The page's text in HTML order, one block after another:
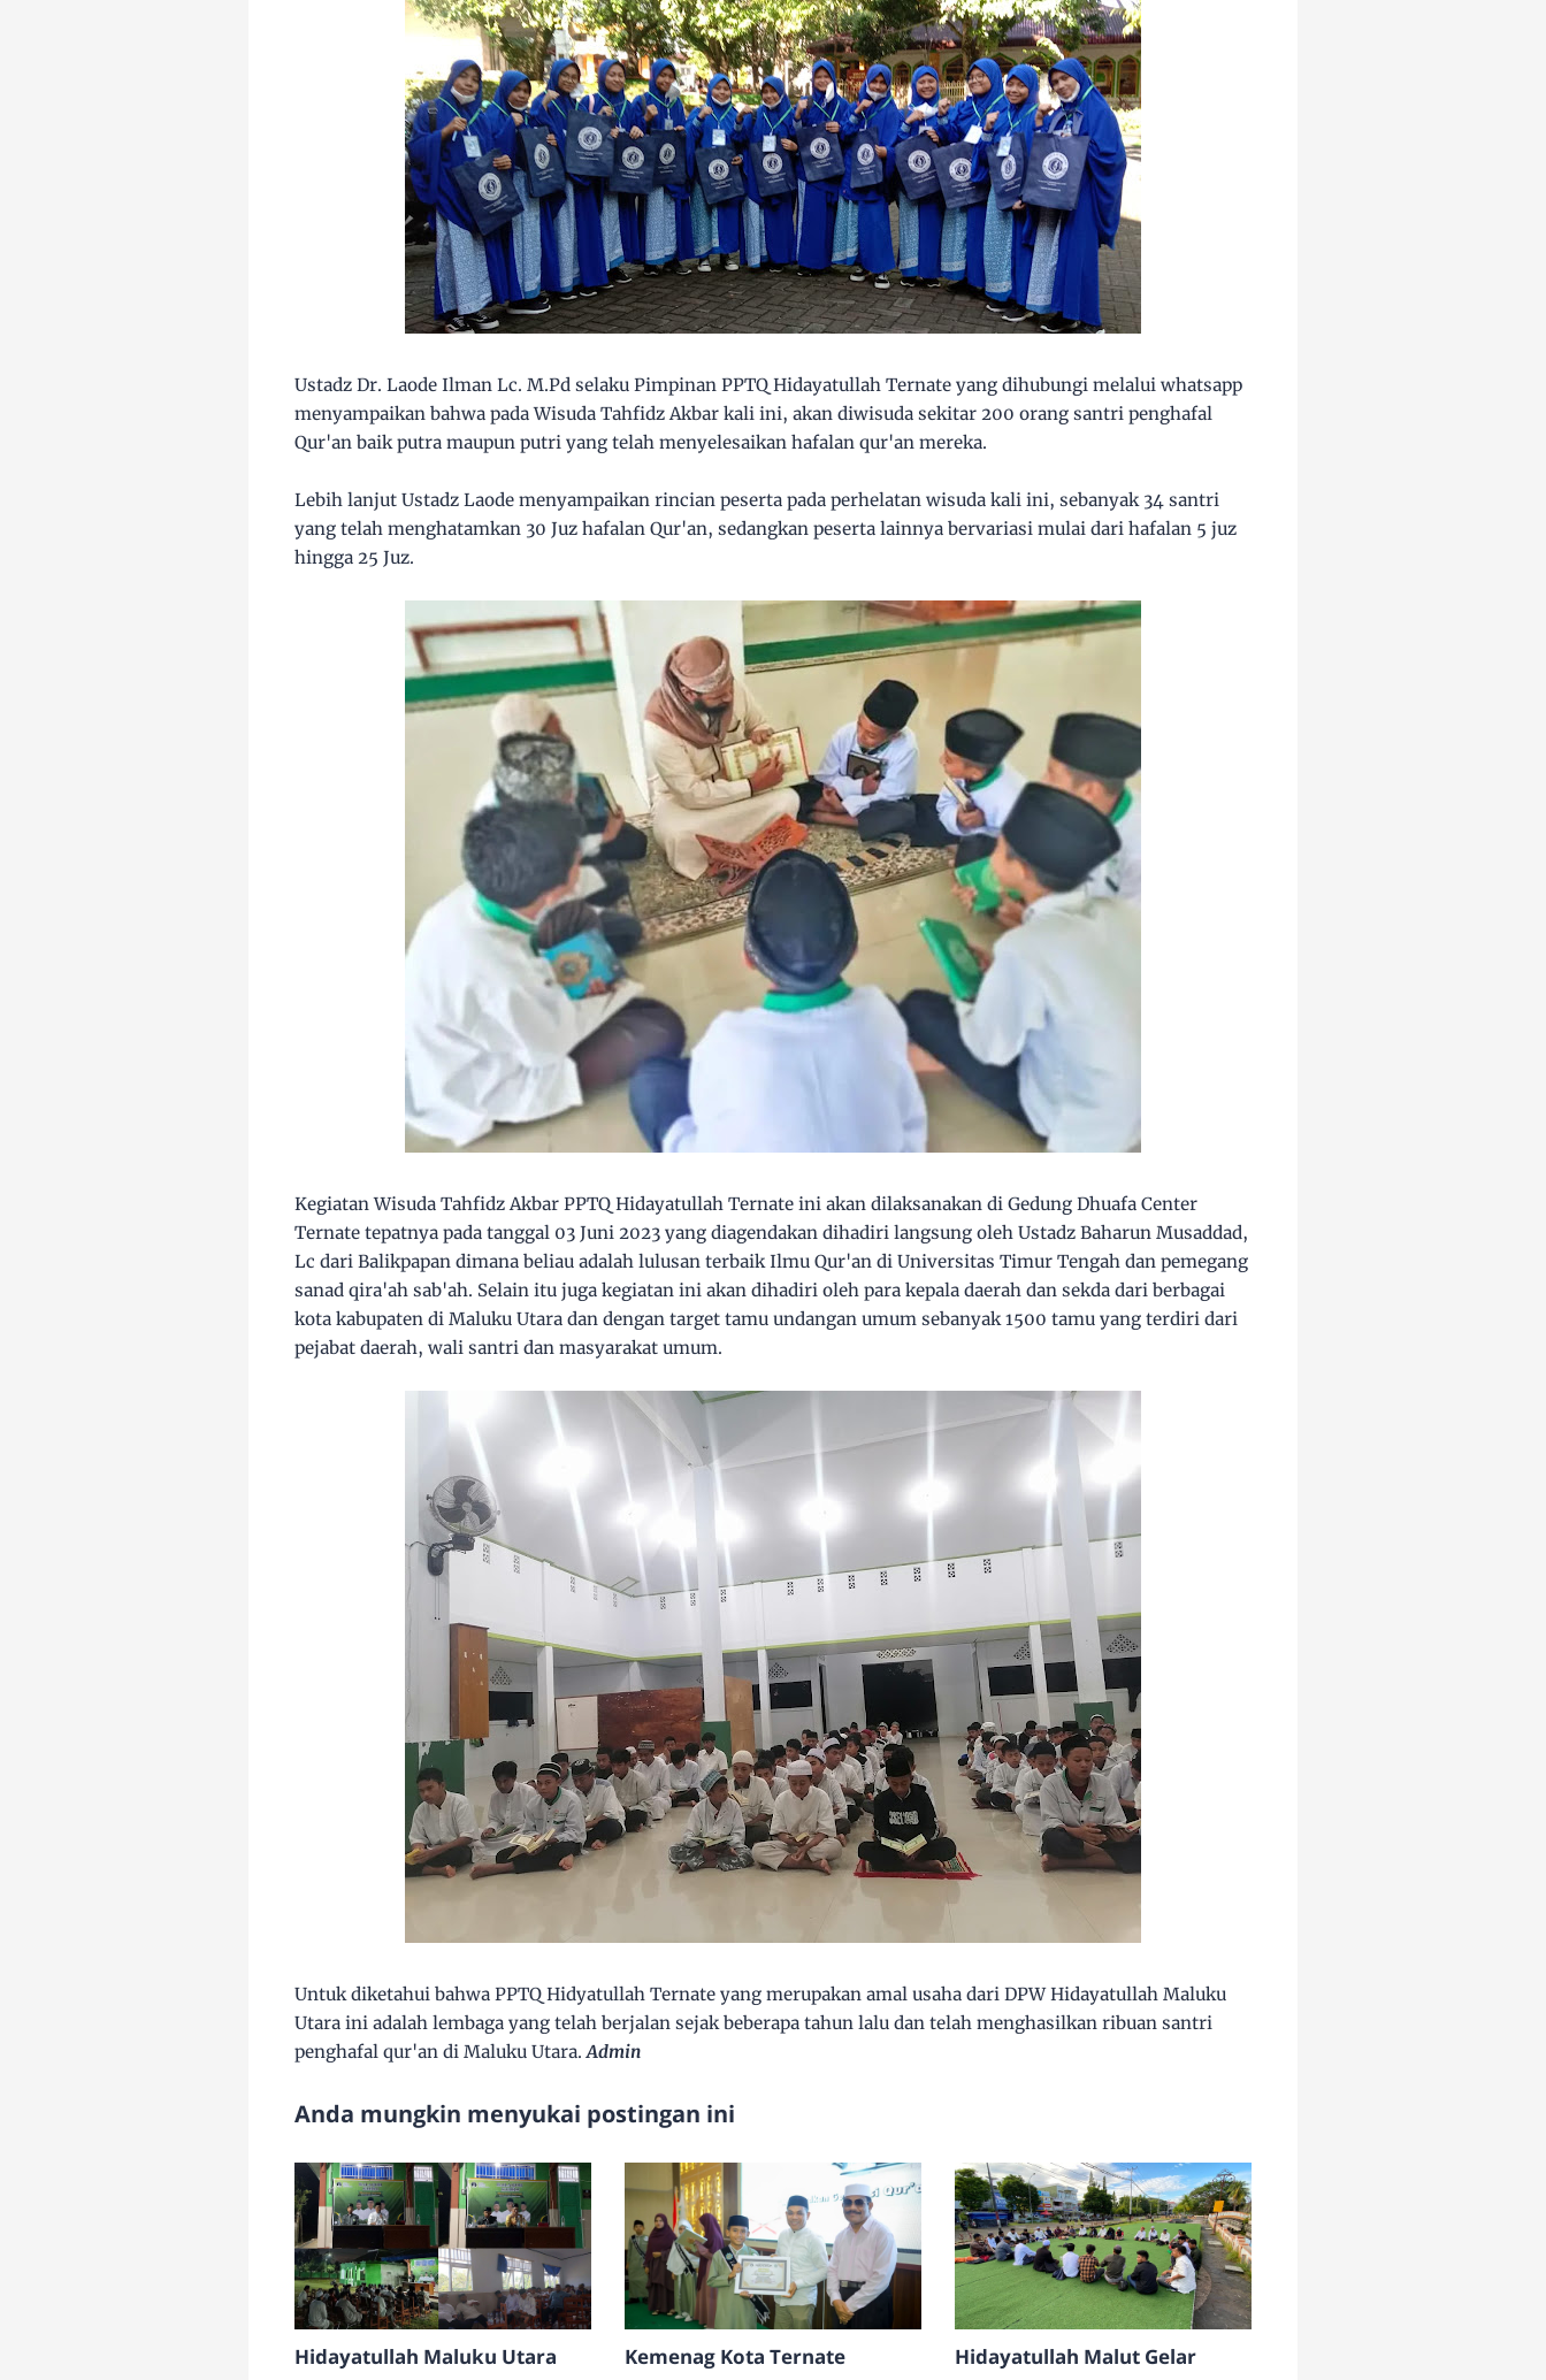
Ustadz Dr. Laode Ilman Lc. M.Pd selaku Pimpinan PPTQ Hidayatullah Ternate yang dihubungi melalui whatsapp
menyampaikan bahwa pada Wisuda Tahfidz Akbar kali ini, akan diwisuda sekitar 200 orang santri penghafal
Qur'an baik putra maupun putri yang telah menyelesaikan hafalan qur'an mereka.
Lebih lanjut Ustadz Laode menyampaikan rincian peserta pada perhelatan wisuda kali ini, sebanyak 34 santri
yang telah menghatamkan 30 Juz hafalan Qur'an, sedangkan peserta lainnya bervariasi mulai dari hafalan 5 juz
hingga 25 Juz.
Kegiatan Wisuda Tahfidz Akbar PPTQ Hidayatullah Ternate ini akan dilaksanakan di Gedung Dhuafa Center
Ternate tepatnya pada tanggal 03 Juni 2023 yang diagendakan dihadiri langsung oleh Ustadz Baharun Musaddad,
Lc dari Balikpapan dimana beliau adalah lulusan terbaik Ilmu Qur'an di Universitas Timur Tengah dan pemegang
sanad qira'ah sab'ah. Selain itu juga kegiatan ini akan dihadiri oleh para kepala daerah dan sekda dari berbagai
kota kabupaten di Maluku Utara dan dengan target tamu undangan umum sebanyak 1500 tamu yang terdiri dari
pejabat daerah, wali santri dan masyarakat umum.
Untuk diketahui bahwa PPTQ Hidyatullah Ternate yang merupakan amal usaha dari DPW Hidayatullah Maluku
Utara ini adalah lembaga yang telah berjalan sejak beberapa tahun lalu dan telah menghasilkan ribuan santri
penghafal qur'an di Maluku Utara.Admin
Anda mungkin menyukai postingan ini
Hidayatullah Maluku Utara
Kemenag Kota Ternate
Hidayatullah Malut Gelar